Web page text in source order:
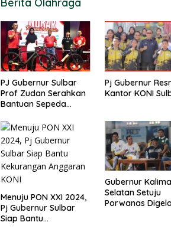
PJ Gubernur Sulbar
Prof Zudan Serahkan
Bantuan Sepeda
PON 2024
Pj Gubernur
Kantor KONI
Menuju PON XXI 2024,
Pj Gubernur Sulbar
Siap Bantu
Gubernur
Selatan Setuju
Porwanas